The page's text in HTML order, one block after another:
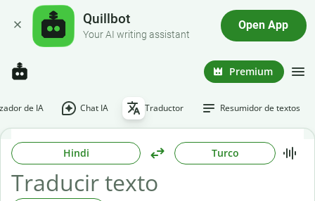
Quillbot
Your AI writing assistant
Open App
Premium
de IA Chat IA Traductor Resumidor de textos
Hindi Turco